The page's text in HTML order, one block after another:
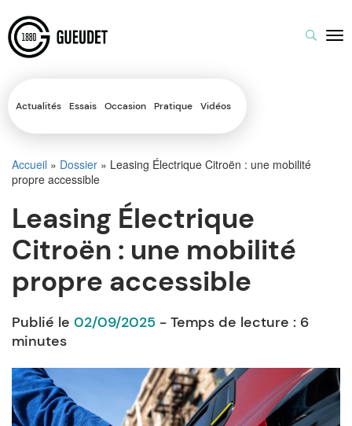
Actualités Essais Occasion Pratique Vidéos
Accueil » Dossier » Leasing Électrique Citroën : une mobilité
propre accessible
Leasing Électrique
Citroën : une mobilité
propre accessible
Publié le 02/09/2025 - Temps de lecture : 6
minutes